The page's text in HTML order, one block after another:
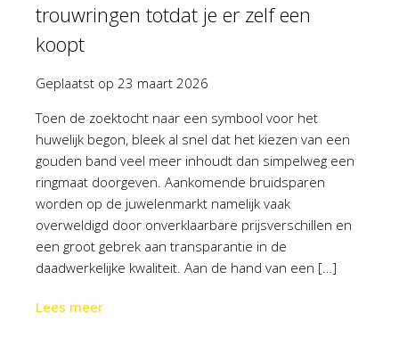
trouwringen totdat je er zelf een
koopt
Geplaatst op 23 maart 2026
Toen de zoektocht naar een symbool voor het
huwelijk begon, bleek al snel dat het kiezen van een
gouden band veel meer inhoudt dan simpelweg een
ringmaat doorgeven. Aankomende bruidsparen
worden op de juwelenmarkt namelijk vaak
overweldigd door onverklaarbare prijsverschillen en
een groot gebrek aan transparantie in de
daadwerkelijke kwaliteit. Aan de hand van een […]
Lees meer